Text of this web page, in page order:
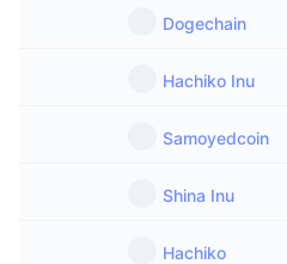
Dogechain
Hachiko Inu
Samoyedcoin
Shina Inu
Hachiko